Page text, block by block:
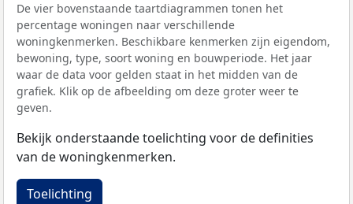
De vier bovenstaande taartdiagrammen tonen het
percentage woningen naar verschillende
woningkenmerken. Beschikbare kenmerken zijn eigendom,
bewoning, type, soort woning en bouwperiode. Het jaar
waar de data voor gelden staat in het midden van de
grafiek. Klik op de afbeelding om deze groter weer te
geven.
Bekijk onderstaande toelichting voor de definities
van de woningkenmerken.
Toelichting